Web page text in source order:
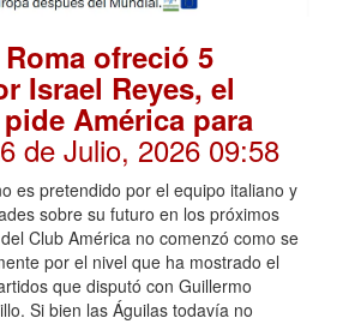
ofreció 5
Israel Reyes, el
América para
de Julio, 2026 09:58
es pretendido por el equipo italiano y
sobre su futuro en los próximos
Club América no comenzó como se
por el nivel que ha mostrado el
que disputó con Guillermo
Si bien las Águilas todavía no